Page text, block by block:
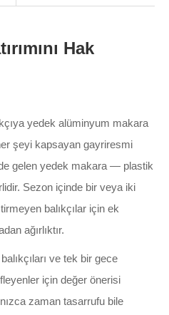
Hak
yedek alüminyum makara
şeyi kapsayan gayriresmi
gelen yedek makara — plastik
Sezon içinde bir veya iki
balıkçılar için ek
ağırlıktır.
ve tek bir gece
için değer önerisi
zaman tasarrufu bile